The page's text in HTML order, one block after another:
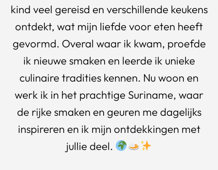
kind veel gereisd en verschillende keukens
ontdekt, wat mijn liefde voor eten heeft
gevormd. Overal waar ik kwam, proefde
ik nieuwe smaken en leerde ik unieke
culinaire tradities kennen. Nu woon en
werk ik in het prachtige Suriname, waar
de rijke smaken en geuren me dagelijks
inspireren en ik mijn ontdekkingen met
jullie deel.